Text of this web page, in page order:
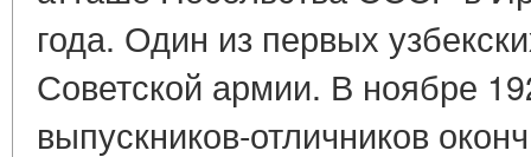
года. Один из первых
Советской армии. В ноябре
выпускников-отличников